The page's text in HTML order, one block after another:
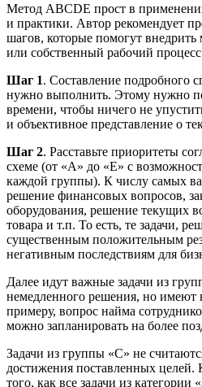
Метод ABCDE прост в
и практики. Автор рекомендует
шагов, которые помогут
или собственный рабочий
Шаг 1. Составление подробного
нужно выполнить. Этому нужно
времени, чтобы ничего не
и объективное представление о
Шаг 2. Расставьте приоритеты
схеме (от «А» до «E» с
каждой группы). К числу самых
решение финансовых вопросов,
оборудования, решение текущих
товара и т.п. То есть, те задачи,
существенным положительным
негативным последствиям для
Далее идут важные задачи из
немедленного решения, но имеют
примеру, вопрос найма
можно запланировать на более
Задачи из группы «С» не
достижения поставленных
того, как все задачи из